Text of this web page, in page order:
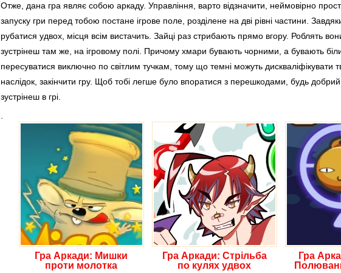
Отже, дана гра являє собою аркаду. Управління, варто відзначити, неймовірно
запуску гри перед тобою постане ігрове поле, розділене на дві рівні частини.
рубатися удвох, місця всім вистачить. Зайці раз стрибають прямо вгору. Роблять
зустрінеш там же, на ігровому полі. Причому хмари бувають чорними, а бувають
пересуватися виключно по світлим тучкам, тому що темні можуть дискваліфікувати
наслідок, закінчити гру. Щоб тобі легше було впоратися з перешкодами, будь
зустрінеш в грі.
Гра Аркади: Мишки
проти молотка
Гра Аркади: Стрільба
по кулях удвох
Гра